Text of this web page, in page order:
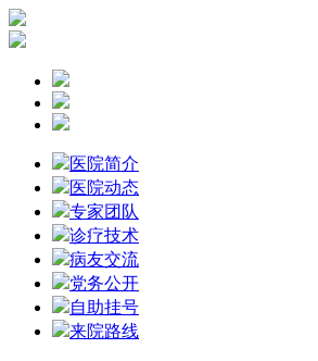
医院简介
医院动态
专家团队
诊疗技术
病友交流
党务公开
自助挂号
来院路线